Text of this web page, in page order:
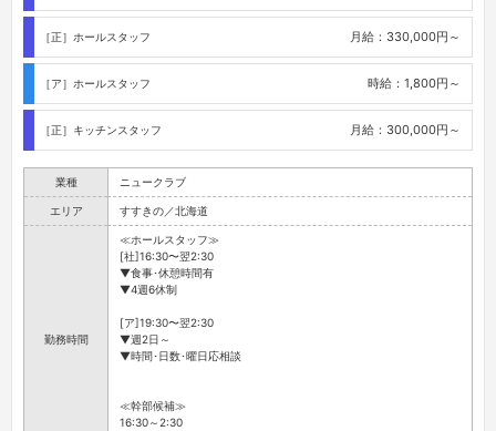
［正］ホールスタッフ 月給：330,000円～
［ア］ホールスタッフ 時給：1,800円～
［正］キッチンスタッフ 月給：300,000円～
業種 ニュークラブ
エリア すすきの／北海道
勤務時間
≪ホールスタッフ≫
[社]16:30〜翌2:30
▼食事･休憩時間有
▼4週6休制
[ア]19:30〜翌2:30
▼週2日～
▼時間･日数･曜日応相談
≪幹部候補≫
16:30～2:30